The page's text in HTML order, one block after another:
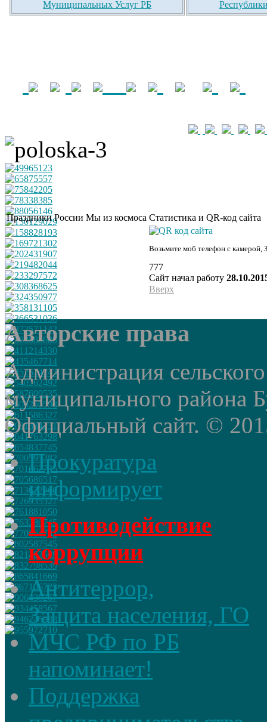
Муниципальных Услуг РБ
Праздники России Мы из космоса Статистика и QR-код сайта
Возьмите моб телефон с камерой,
777
Сайт начал работу
Вверх
Авторские права
Администрация
муниципального района
Официальный сайт. ©
Прокуратура
информирует
Противодействие
коррупции
Антитеррор,
Защита населения, ГО
МЧС РФ по РБ
напоминает!
Поддержка